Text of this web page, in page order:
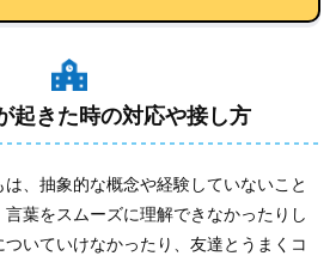
起きた時の対応や接し方
、抽象的な概念や経験していないこと
葉をスムーズに理解できなかったりし
いていけなかったり、友達とうまくコ